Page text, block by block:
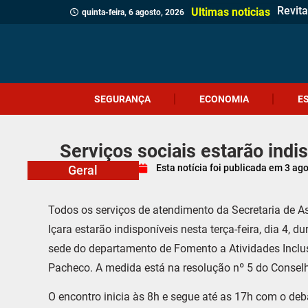
quinta-feira, 6 agosto, 2026 Ultimas noticias Dia
Içara
Idosa
PM
SEGURANÇA ECONOMIA
Serviços sociais estarão
Geral Esta notícia foi publicada em 3
Todos os serviços de atendimento da Secretaria de
Içara estarão indisponíveis nesta terça-feira, dia 4,
sede do departamento de Fomento a Atividades
Pacheco. A medida está na resolução nº 5 do
O encontro inicia às 8h e segue até as 17h com o